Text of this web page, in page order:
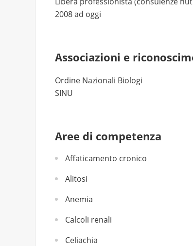
2008 ad oggi
Associazioni e
Ordine Nazionali Biologi
SINU
Aree di competenza
Affaticamento cronico
Alitosi
Anemia
Calcoli renali
Celiachia